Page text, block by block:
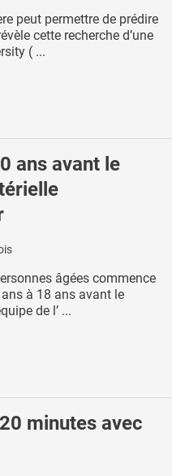
peut permettre de prédire
cette recherche d’une
( ...
ans avant le
âgées commence
à 18 ans avant le
de l’ ...
minutes avec